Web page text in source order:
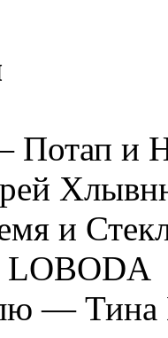
Потап и
и
— Тина